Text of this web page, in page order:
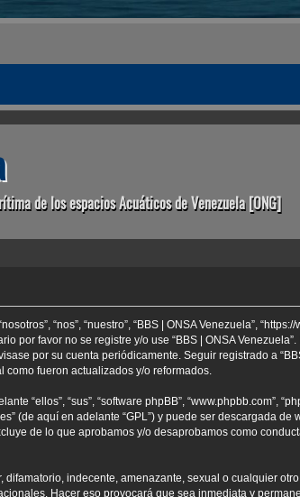
de los espacios Acuáticos de Venezuela [ONG]
“nos”, “nuestro”, “BBS | ONSA Venezuela”,
por favor no se registre y/o use “BBS | ONSA
por su cuenta periódicamente. Seguir registrado a
como fueron actualizados y/o reformados.
“ellos”, “sus”, “software phpBB”, “www.phpbb.com”,
” (de aquí en adelante “GPL”) y puede ser descargada de
de lo que aprobamos y/o desaprobamos como
indecente, amenazante, sexual o cualquier
Hacer eso provocará que sea inmediata y